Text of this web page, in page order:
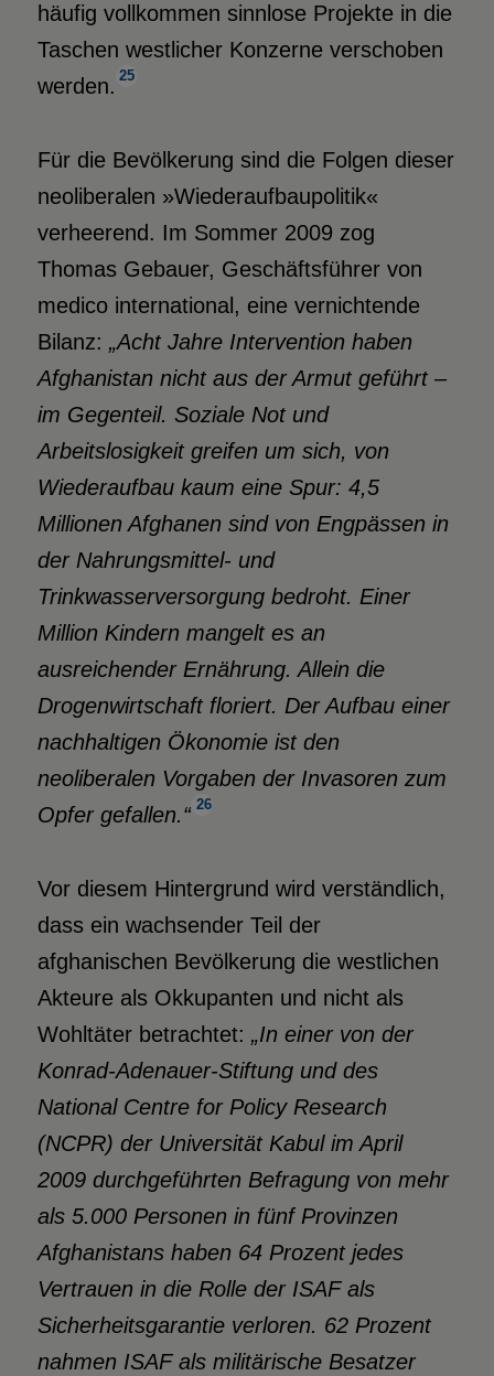
häufig vollkommen sinnlose Projekte in die
Taschen westlicher Konzerne verschoben
werden. 25
Für die Bevölkerung sind die Folgen dieser
neoliberalen »Wiederaufbaupolitik«
verheerend. Im Sommer 2009 zog
Thomas Gebauer, Geschäftsführer von
medico international, eine vernichtende
Bilanz: „Acht Jahre Intervention haben
Afghanistan nicht aus der Armut geführt –
im Gegenteil. Soziale Not und
Arbeitslosigkeit greifen um sich, von
Wiederaufbau kaum eine Spur: 4,5
Millionen Afghanen sind von Engpässen in
der Nahrungsmittel- und
Trinkwasserversorgung bedroht. Einer
Million Kindern mangelt es an
ausreichender Ernährung. Allein die
Drogenwirtschaft floriert. Der Aufbau einer
nachhaltigen Ökonomie ist den
neoliberalen Vorgaben der Invasoren zum
Opfer gefallen.“ 26
Vor diesem Hintergrund wird verständlich,
dass ein wachsender Teil der
afghanischen Bevölkerung die westlichen
Akteure als Okkupanten und nicht als
Wohltäter betrachtet: „In einer von der
Konrad-Adenauer-Stiftung und des
National Centre for Policy Research
(NCPR) der Universität Kabul im April
2009 durchgeführten Befragung von mehr
als 5.000 Personen in fünf Provinzen
Afghanistans haben 64 Prozent jedes
Vertrauen in die Rolle der ISAF als
Sicherheitsgarantie verloren. 62 Prozent
nahmen ISAF als militärische Besatzer